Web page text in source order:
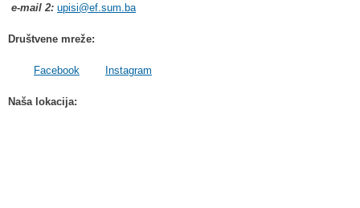
e-mail 2: upisi@ef.sum.ba
Društvene mreže:
Facebook Instagram
Naša lokacija: